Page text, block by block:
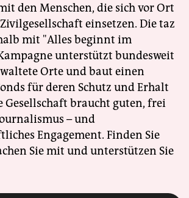
den Menschen, die sich vor Ort
einsetzen. Die taz
mit "Alles beginnt im
unterstützt bundesweit
Orte und baut einen
für deren Schutz und Erhalt
Gesellschaft braucht guten, frei
– und
Engagement. Finden Sie
Sie mit und unterstützen Sie